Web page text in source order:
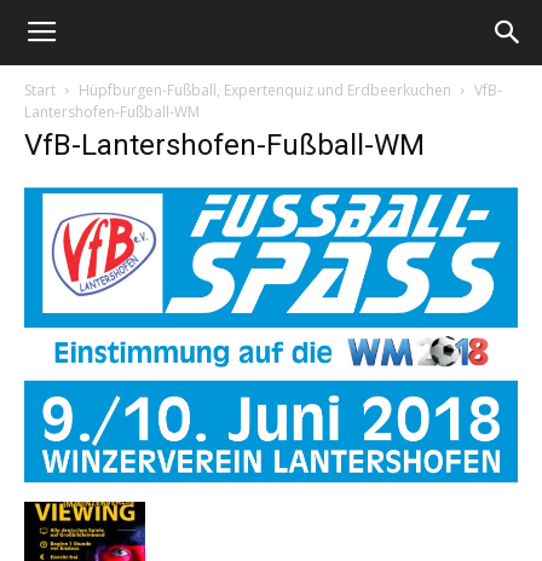
Start Hüpfburgen-Fußball, Expertenquiz und Erdbeerkuchen
VfB-
Lantershofen-Fußball-WM
VfB-Lantershofen-Fußball-WM